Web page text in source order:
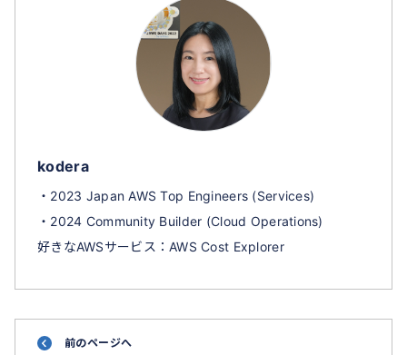
kodera
・2023 Japan AWS Top Engineers (Services)
・2024 Community Builder (Cloud Operations)
好きなAWSサービス：AWS Cost Explorer
前のページへ